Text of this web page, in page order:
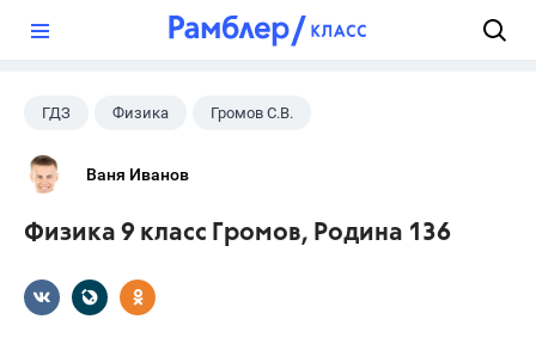
ГДЗ Физика Громов С.В.
Родина Н.А.
Ваня Иванов
Физика 9 класс Громов, Родина 136